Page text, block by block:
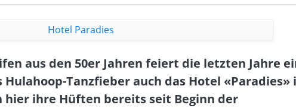
aus den 50er Jahren feiert die letzten Jahre
Tanzfieber auch das Hotel «Paradies»
hier ihre Hüften bereits seit Beginn der